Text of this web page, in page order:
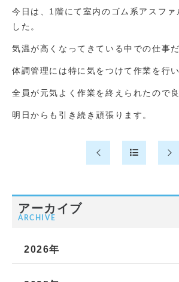
今日は、1階にて室内のゴム系アスファ
した。
気温が高くなってきている中での仕事だ
体調管理には特に気をつけて作業を行い
全員が元気よく作業を終えられたので
明日からも引き続き頑張ります。
アーカイブ
ARCHIVE
2026年